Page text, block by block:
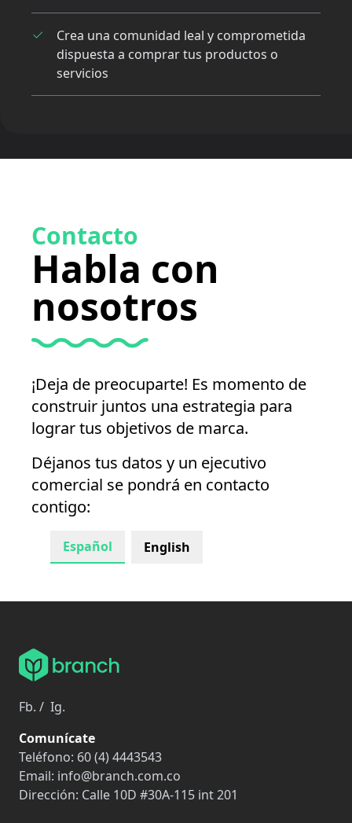
Crea una comunidad leal y comprometida
dispuesta a comprar tus productos o
servicios
Contacto
Habla con
nosotros
¡Deja de preocuparte! Es momento de
construir juntos una estrategia para
lograr tus objetivos de marca.
Déjanos tus datos y un ejecutivo
comercial se pondrá en contacto
contigo:
Español English
Fb. / Ig.
Comunícate
Teléfono: 60 (4) 4443543
Email: info@branch.com.co
Dirección: Calle 10D #30A-115 int 201